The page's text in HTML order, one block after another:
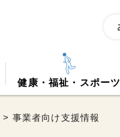
健康・福祉・スポーツ
> 事業者向け支援情報